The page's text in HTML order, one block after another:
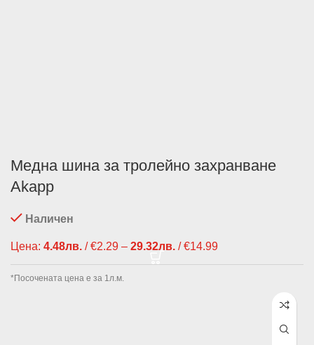
Медна шина за тролейно захранване
Akapp
Наличен
Цена: 4.48лв. / €2.29 – 29.32лв. / €14.99
*Посочената цена е за 1л.м.